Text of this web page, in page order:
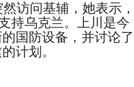
访问基辅，她表示，
持乌克兰。上川是今
国防设备，并讨论了
计划。